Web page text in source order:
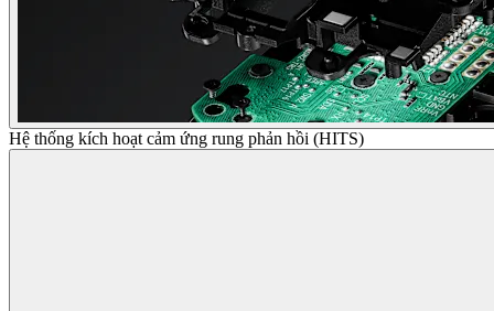
Hệ thống kích hoạt cảm ứng rung phản hồi (HITS)